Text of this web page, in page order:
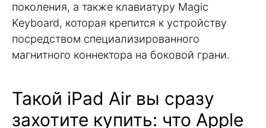
поколения, а также клавиатуру Magic
Keyboard, которая крепится к устройству
посредством специализированного
магнитного коннектора на боковой грани.
Такой iPad Air вы сразу
захотите купить: что Apple